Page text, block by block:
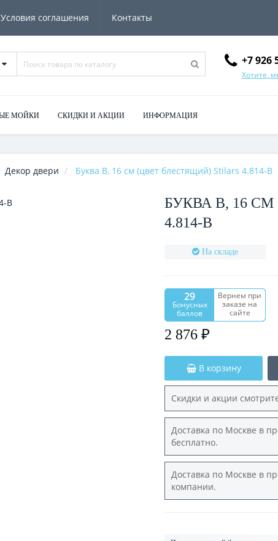
Условия соглашения Контакты
+7 926
Хотите,
МОЙКИ СКИДКИ И АКЦИИ ИНФОРМАЦИЯ
Декор двери Буква В, 16 см (цвет блестящий) Stilars 4.814-В
БУКВА В, 16
4.814-В
На складе
29
Бонусных
баллов
Вернем при
заказе на
сайте
2 876 ₽
В корзину
Скидки и акции
Доставка по Москве в
бесплатно.
Доставка по Москве в
компании.